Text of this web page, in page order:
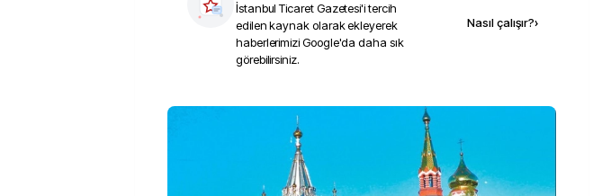
İstanbul Ticaret Gazetesi'i tercih
edilen kaynak olarak ekleyerek
haberlerimizi Google'da daha sık
görebilirsiniz.
Nasıl çalışır?›